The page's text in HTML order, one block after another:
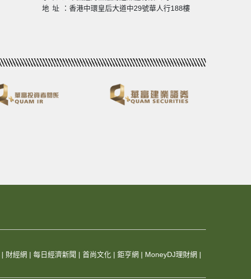
地址：香港中環皇后大道中29號華人行188樓
| 財經網 | 每日經濟新聞 | 首尚文化 | 鉅亨網 | MoneyDJ理財網 |